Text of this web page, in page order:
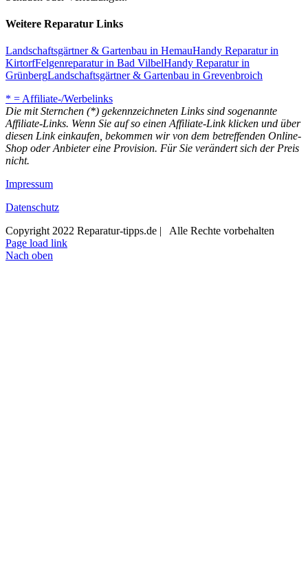
Weitere Reparatur Links
Landschaftsgärtner & Gartenbau in HemauHandy Reparatur in
KirtorfFelgenreparatur in Bad VilbelHandy Reparatur in
GrünbergLandschaftsgärtner & Gartenbau in Grevenbroich
* = Affiliate-/Werbelinks
Die mit Sternchen (*) gekennzeichneten Links sind sogenannte
Affiliate-Links. Wenn Sie auf so einen Affiliate-Link klicken und über
diesen Link einkaufen, bekommen wir von dem betreffenden Online-
Shop oder Anbieter eine Provision. Für Sie verändert sich der Preis
nicht.
Impressum
Datenschutz
Copyright 2022 Reparatur-tipps.de | Alle Rechte vorbehalten
Page load link
Nach oben